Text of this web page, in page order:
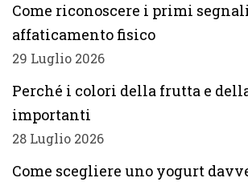
Come riconoscere i primi
affaticamento fisico
29 Luglio 2026
Perché i colori della frutta e
importanti
28 Luglio 2026
Come scegliere uno yogurt